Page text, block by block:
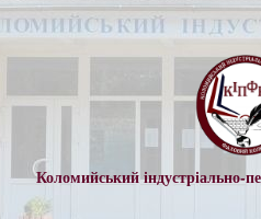
Перейти
до
Коломийський індустріально-